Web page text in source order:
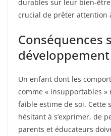
durables sur leur bien-
crucial de prêter attention
Conséquences
Un enfant dont les
comme « insupportables »
faible estime de soi. Cette
hésitant à s’exprimer, de
parents et éducateurs